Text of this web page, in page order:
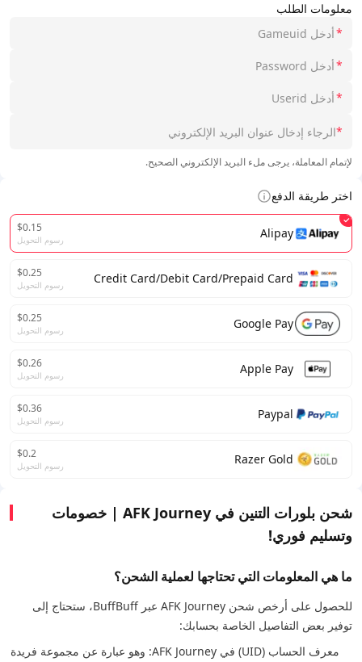
معلومات الطلب
*
*
*
*
لإتمام المعاملة، يرجى ملء البريد الإلكتروني الصحيح.
اختر طريقة الدفع
Alipay
$0.15
رسوم التحويل
Credit Card/Debit Card/Prepaid Card
$0.25
رسوم التحويل
Google Pay
$0.25
رسوم التحويل
Apple Pay
$0.26
رسوم التحويل
Paypal
$0.36
رسوم التحويل
Razer Gold
$0.2
رسوم التحويل
شحن بلورات التنين في AFK Journey | خصومات
وتسليم فوري!
ما هي المعلومات التي تحتاجها لعملية الشحن؟
للحصول على أرخص شحن AFK Journey عبر BuffBuff، ستحتاج إلى
توفير بعض التفاصيل الخاصة بحسابك:
معرف الحساب (UID) في AFK Journey: وهو عبارة عن مجموعة فريدة